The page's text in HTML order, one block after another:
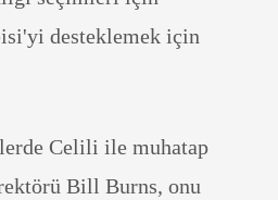
desteklemek için
Celili ile muhatap
Bill Burns, onu